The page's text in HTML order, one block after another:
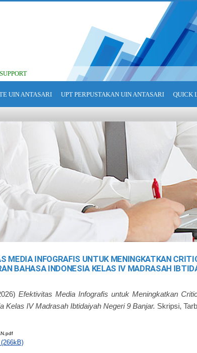
UIN ANTASARI UPT PERPUSTAKAN UIN ANTASARI QUICK
MEDIA INFOGRAFIS UNTUK MENINGKATKAN
BAHASA INDONESIA KELAS IV MADRASAH
Efektivitas Media Infografis untuk Meningkatkan
Kelas IV Madrasah Ibtidaiyah Negeri 9 Banjar. Skripsi,
(266kB)